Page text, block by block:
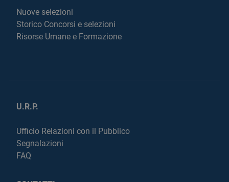
Nuove selezioni
Storico Concorsi e selezioni
Risorse Umane e Formazione
U.R.P.
Ufficio Relazioni con il Pubblico
Segnalazioni
FAQ